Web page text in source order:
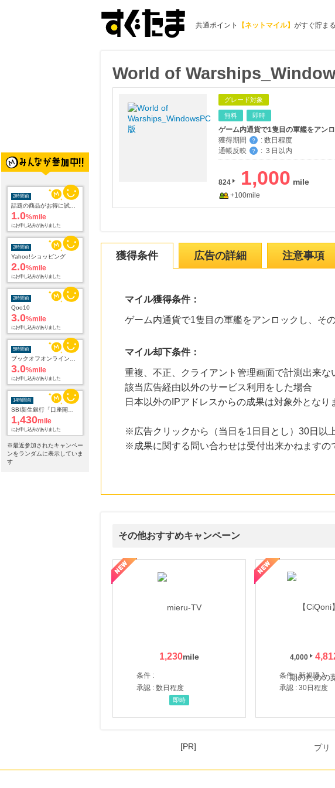
共通ポイント 【ネットマイル】 がすぐ貯まる
2時間前
1.0%mile
にお申し込みがありました
2時間前
Yahoo!ショッピング
2.0%mile
にお申し込みがありました
2時間前
Qoo10
3.0%mile
にお申し込みがありました
5時間前
3.0%mile
にお申し込みがありました
14時間前
1,430mile
にお申し込みがありました
15時間前
※最近参加されたキャンペー
ンをランダムに表示していま
す
World of
グレード対象
無料 即時
ゲーム内通貨で1隻目の軍艦をアン
獲得期間
？ : 数日程度
通帳反映
？ : ３日以内
824 1,000
+100mile
獲得条件 広告の詳細 注意事項
マイル獲得条件：
ゲーム内通貨で1隻目の軍艦をアンロックし、そ
マイル却下条件：
重複、不正、クライアント管理画面で計測出来な
該当広告経由以外のサービス利用をした場合
日本以外のIPアドレスからの成果は対象外となり
※広告クリックから（当日を1日目とし）30日以
※成果に関する問い合わせは受付出来かねますの
その他おすすめキャンペーン
1,230
条件 :
承認 : 数日程度
即時
4,000
条件 : 新規購入
承認 : 30日程度
【LOJEL公式サイト】スーツケース・バッグ
【ロデオドライブ】創業70年の信頼と高価買取
[PR]